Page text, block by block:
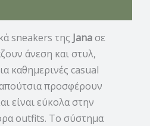
sneakers της Janaσε
άνεση και στυλ,
καθημερινές casual
προσφέρουν
είναι εύκολα στην
outfits. Το σύστημα